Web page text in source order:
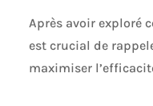
Après avoir exploré
est crucial de
maximiser